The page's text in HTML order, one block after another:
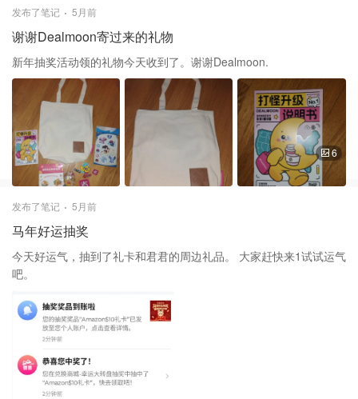
发布了笔记 5月前
谢谢Dealmoon寄过来的礼物
新年抽奖活动领的礼物今天收到了。谢谢Dealmoon.
6
发布了笔记 5月前
马年好运抽奖
今天好运气，抽到了礼卡和君君的周边礼品。 大家赶快来1试试运气
吧。